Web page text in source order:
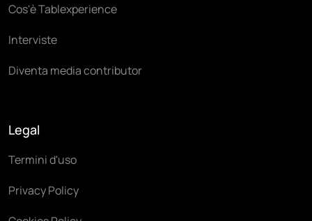
Cos'è Tablexperience
Interviste
Diventa media contributor
Legal
Termini d'uso
Privacy Policy